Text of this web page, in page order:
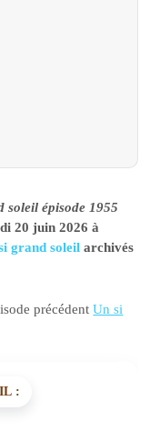
soleil épisode 1955
20 juin 2026 à
grand soleil archivés
précédentUn si
: